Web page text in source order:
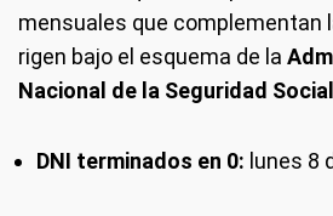
mensuales que complementan
rigen bajo el esquema de la
Nacional de la Seguridad Social
DNI terminados en 0: lunes 8